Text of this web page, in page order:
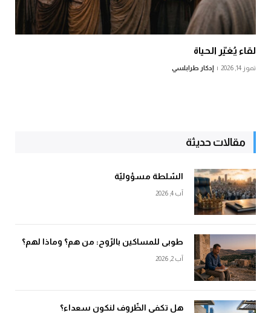
لقاء يُغيّر الحياة
تموز 14, 2026 إدكار طرابلسي
مقالات حديثة
السّلطة مسؤوليّة
آب 4, 2026
طوبى للمساكين بالرّوح: من هم؟ وماذا لهم؟
آب 2, 2026
هل تكفي الظّروف لنكون سعداء؟